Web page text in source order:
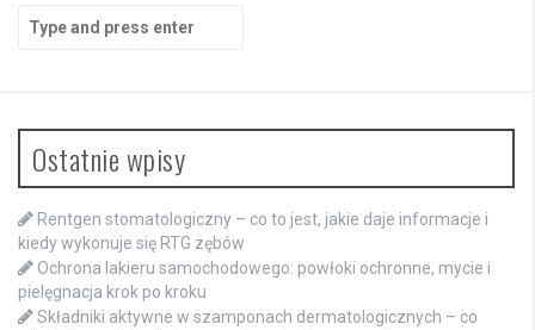
Search
for:
Ostatnie wpisy
Rentgen stomatologiczny – co to jest, jakie daje informacje i
kiedy wykonuje się RTG zębów
Ochrona lakieru samochodowego: powłoki ochronne, mycie i
pielęgnacja krok po kroku
Składniki aktywne w szamponach dermatologicznych – co